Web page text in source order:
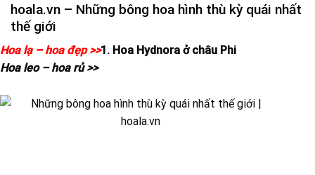
hoala.vn – Những bông hoa hình thù kỳ quái nhất
thế giới
Hoa lạ – hoa đẹp >>
Hoa leo – hoa rủ >>
1. Hoa Hydnora ở châu Phi